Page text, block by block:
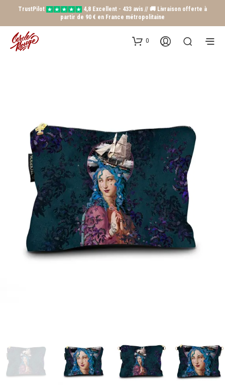
TrustPilot
4,8 Excellent - 433 avis // 🚚 Livraison offerte à
partir de 90 € en France métropolitaine
0